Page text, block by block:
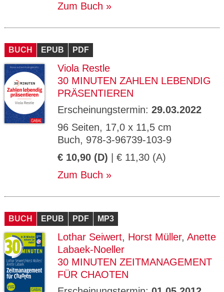
Zum Buch
BUCH EPUB PDF
Viola Restle
30 MINUTEN ZAHLEN LEBENDIG
PRÄSENTIEREN
Erscheinungstermin: 29.03.2022
96 Seiten, 17,0 x 11,5 cm
Buch, 978-3-96739-103-9
€ 10,90 (D) | € 11,30 (A)
Zum Buch
BUCH EPUB PDF MP3
Lothar Seiwert, Horst Müller, Anette
Labaek-Noeller
30 MINUTEN ZEITMANAGEMENT
FÜR CHAOTEN